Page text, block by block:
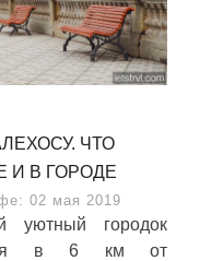
ЧТО
И В ГОРОДЕ
02 мая 2019
уютный городок
в 6 км от